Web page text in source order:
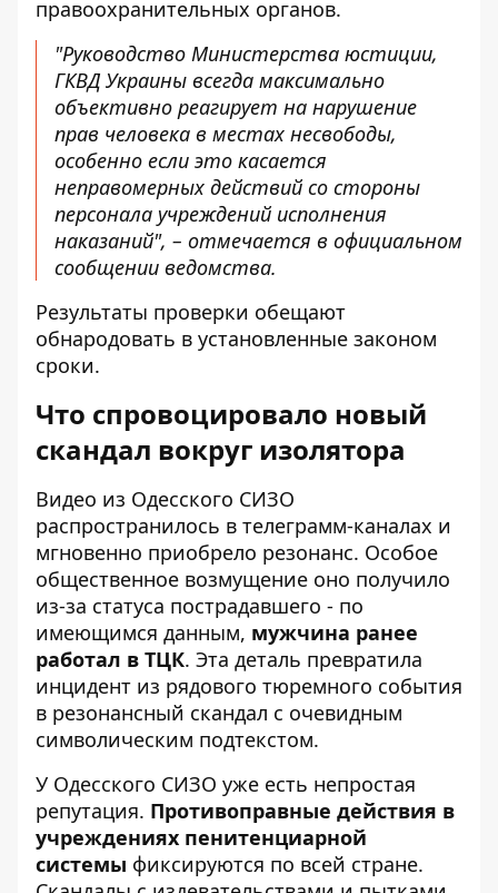
правоохранительных органов.
"Руководство Министерства юстиции,
ГКВД Украины всегда максимально
объективно реагирует на нарушение
прав человека в местах несвободы,
особенно если это касается
неправомерных действий со стороны
персонала учреждений исполнения
наказаний", – отмечается в официальном
сообщении ведомства.
Результаты проверки обещают
обнародовать в установленные законом
сроки.
Что спровоцировало новый
скандал вокруг изолятора
Видео из Одесского СИЗО
распространилось в телеграмм-каналах и
мгновенно приобрело резонанс. Особое
общественное возмущение оно получило
из-за статуса пострадавшего - по
имеющимся данным, мужчина ранее
работал в ТЦК. Эта деталь превратила
инцидент из рядового тюремного события
в резонансный скандал с очевидным
символическим подтекстом.
У Одесского СИЗО уже есть непростая
репутация. Противоправные действия в
учреждениях пенитенциарной
системы фиксируются по всей стране.